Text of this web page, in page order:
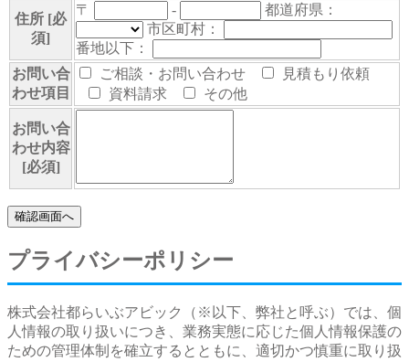
住所 [必
須]
〒 -
都道府県：
市区町村：
番地以下：
お問い合
わせ項目
ご相談・お問い合わせ
見積もり依頼
資料請求
その他
お問い合
わせ内容
[必須]
プライバシーポリシー
株式会社都らいぶアビック（※以下、弊社と呼ぶ）では、個
人情報の取り扱いにつき、業務実態に応じた個人情報保護の
ための管理体制を確立するとともに、適切かつ慎重に取り扱